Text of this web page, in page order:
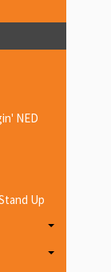
NED
Up